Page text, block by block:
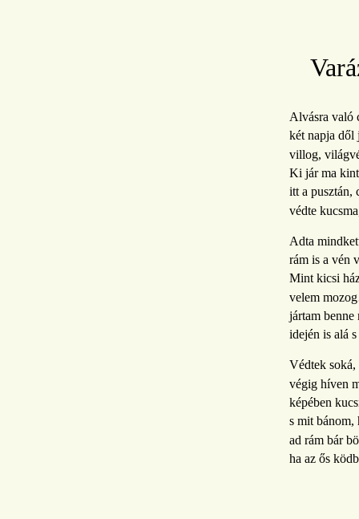
Alvásra való
két napja dől
villog,
Ki jár ma
itt a pusztán,
védte
Adta
rám is a vén
Mint kicsi
velem
jártam benne
idején is alá
Védtek soká,
végig híven
képében
s mit bánom,
ad rám bár
ha az ős